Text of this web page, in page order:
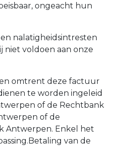
ongeacht hun
nalatigheidsintresten
niet voldoen aan onze
omtrent deze factuur
te worden ingeleid
of de Rechtbank
of de
Antwerpen. Enkel het
van de